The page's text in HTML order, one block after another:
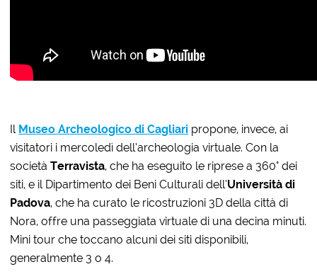
Il Museo Archeologico di Cagliari propone, invece, ai
visitatori i mercoledì dell’archeologia virtuale. Con la
societàTerravista, che ha eseguito le riprese a 360° dei
siti, e il Dipartimento dei Beni Culturali dell’Università di
Padova, che ha curato le ricostruzioni 3D della città di
Nora, offre una passeggiata virtuale di una decina minuti.
Mini tour che toccano alcuni dei siti disponibili,
generalmente 3 o 4.